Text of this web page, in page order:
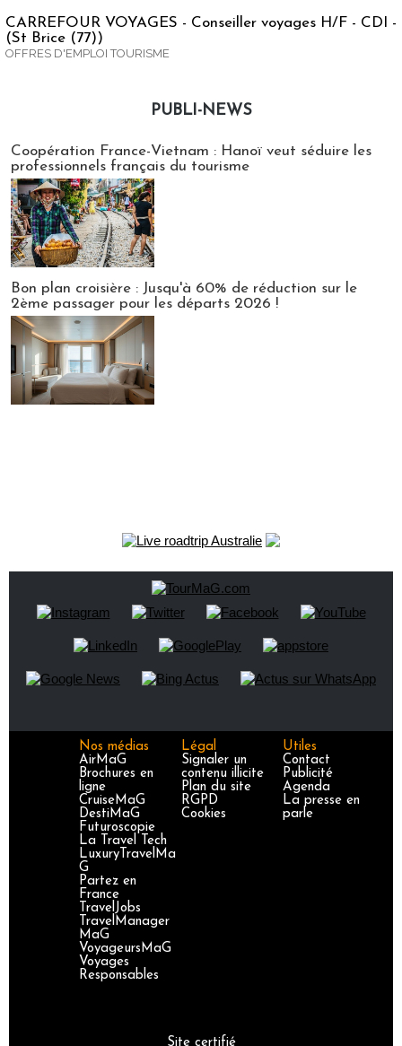
CARREFOUR VOYAGES - Conseiller voyages H/F - CDI -
(St Brice (77))
OFFRES D'EMPLOI TOURISME
PUBLI-NEWS
Coopération France-Vietnam : Hanoï veut séduire les
professionnels français du tourisme
Bon plan croisière : Jusqu'à 60% de réduction sur le
2ème passager pour les départs 2026 !
Nos médias
AirMaG
Brochures en
ligne
CruiseMaG
DestiMaG
Futuroscopie
La Travel Tech
LuxuryTravelMa
G
Partez en
France
TravelJobs
TravelManager
MaG
VoyageursMaG
Voyages
Responsables
Légal
Signaler un
contenu illicite
Plan du site
RGPD
Cookies
Utiles
Contact
Publicité
Agenda
La presse en
parle
Site certifié